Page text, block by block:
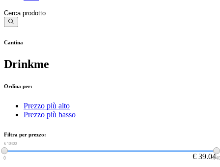
Cantina
Drinkme
Ordina per:
Prezzo più alto
Prezzo più basso
Filtra per prezzo:
€ 0
€ 10400
0 € 39.04